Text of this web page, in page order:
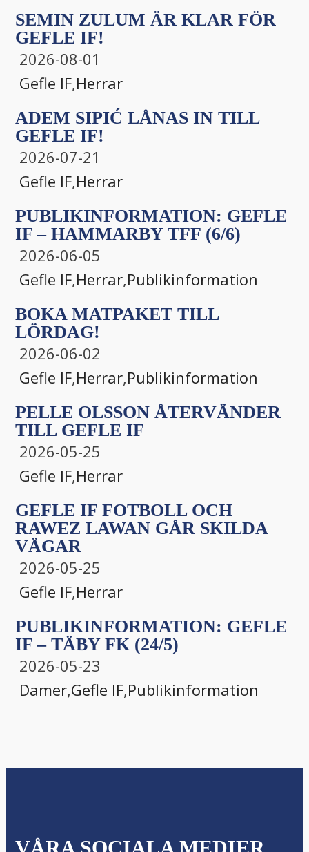
SEMIN ZULUM ÄR KLAR FÖR
GEFLE IF!
2026-08-01
Gefle IF,Herrar
ADEM SIPIĆ LÅNAS IN TILL
GEFLE IF!
2026-07-21
Gefle IF,Herrar
PUBLIKINFORMATION: GEFLE
IF – HAMMARBY TFF (6/6)
2026-06-05
Gefle IF,Herrar,Publikinformation
BOKA MATPAKET TILL
LÖRDAG!
2026-06-02
Gefle IF,Herrar,Publikinformation
PELLE OLSSON ÅTERVÄNDER
TILL GEFLE IF
2026-05-25
Gefle IF,Herrar
GEFLE IF FOTBOLL OCH
RAWEZ LAWAN GÅR SKILDA
VÄGAR
2026-05-25
Gefle IF,Herrar
PUBLIKINFORMATION: GEFLE
IF – TÄBY FK (24/5)
2026-05-23
Damer,Gefle IF,Publikinformation
VÅRA SOCIALA MEDIER